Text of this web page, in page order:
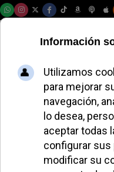
Fallece